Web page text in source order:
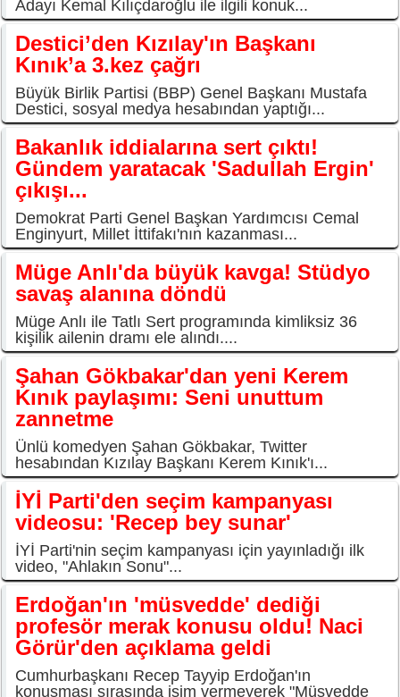
Adayı Kemal Kılıçdaroğlu ile ilgili konuk...
Destici’den Kızılay'ın Başkanı
Kınık’a 3.kez çağrı
Büyük Birlik Partisi (BBP) Genel Başkanı Mustafa
Destici, sosyal medya hesabından yaptığı...
Bakanlık iddialarına sert çıktı!
Gündem yaratacak 'Sadullah Ergin'
çıkışı...
Demokrat Parti Genel Başkan Yardımcısı Cemal
Enginyurt, Millet İttifakı'nın kazanması...
Müge Anlı'da büyük kavga! Stüdyo
savaş alanına döndü
Müge Anlı ile Tatlı Sert programında kimliksiz 36
kişilik ailenin dramı ele alındı....
Şahan Gökbakar'dan yeni Kerem
Kınık paylaşımı: Seni unuttum
zannetme
Ünlü komedyen Şahan Gökbakar, Twitter
hesabından Kızılay Başkanı Kerem Kınık'ı...
İYİ Parti'den seçim kampanyası
videosu: 'Recep bey sunar'
İYİ Parti'nin seçim kampanyası için yayınladığı ilk
video, "Ahlakın Sonu"...
Erdoğan'ın 'müsvedde' dediği
profesör merak konusu oldu! Naci
Görür'den açıklama geldi
Cumhurbaşkanı Recep Tayyip Erdoğan'ın
konuşması sırasında isim vermeyerek "Müsvedde